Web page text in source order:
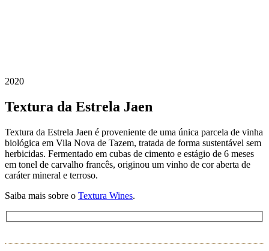
2020
Textura da Estrela Jaen
Textura da Estrela Jaen é proveniente de uma única parcela de vinha
biológica em Vila Nova de Tazem, tratada de forma sustentável sem
herbicidas. Fermentado em cubas de cimento e estágio de 6 meses
em tonel de carvalho francês, originou um vinho de cor aberta de
caráter mineral e terroso.
Saiba mais sobre o Textura Wines.